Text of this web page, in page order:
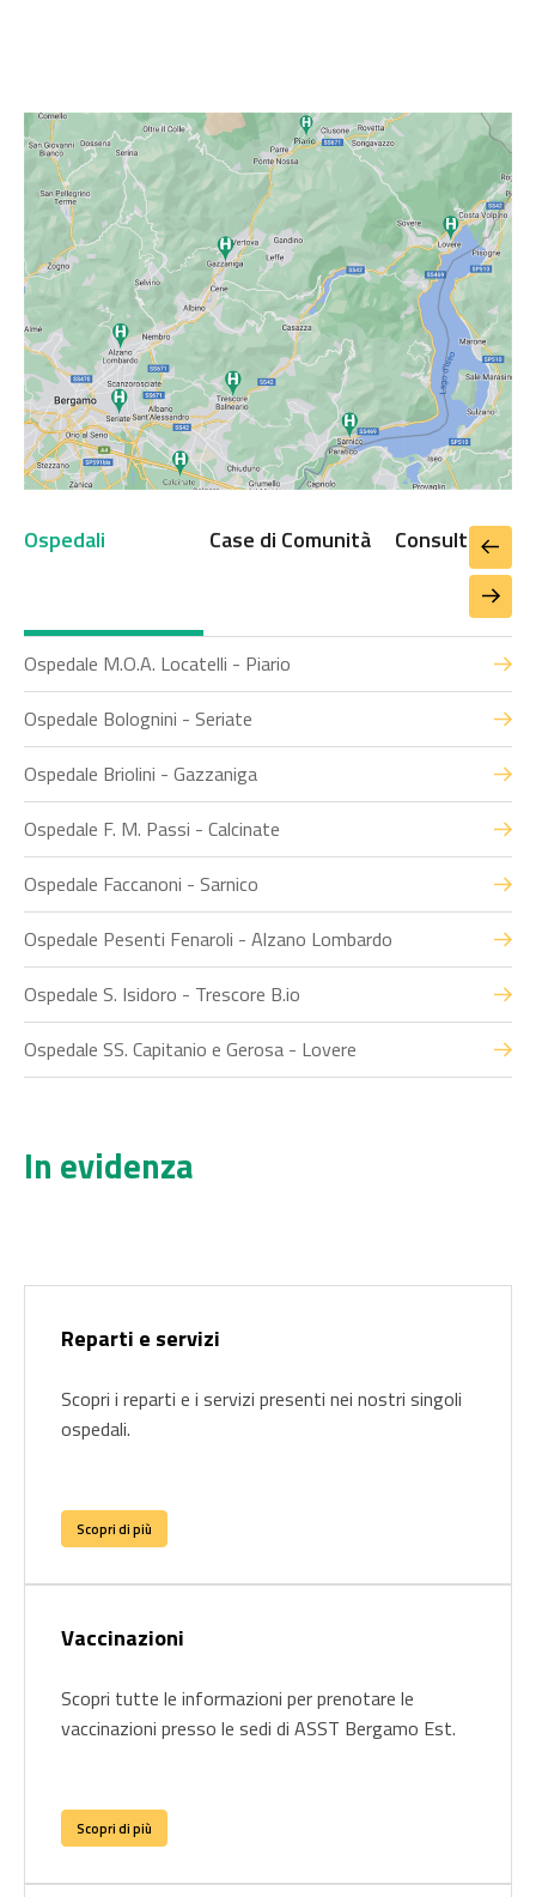
Ospedali Case di Comunità Consultori
Ospedale M.O.A. Locatelli - Piario
Ospedale Bolognini - Seriate
Ospedale Briolini - Gazzaniga
Ospedale F. M. Passi - Calcinate
Ospedale Faccanoni - Sarnico
Ospedale Pesenti Fenaroli - Alzano Lombardo
Ospedale S. Isidoro - Trescore B.io
Ospedale SS. Capitanio e Gerosa - Lovere
In evidenza
Reparti e servizi
Scopri i reparti e i servizi presenti nei nostri singoli
ospedali.
Scopri di più
Vaccinazioni
Scopri tutte le informazioni per prenotare le
vaccinazioni presso le sedi di ASST Bergamo Est.
Scopri di più